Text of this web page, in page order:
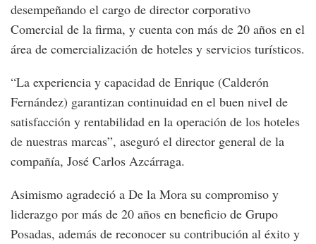
desempeñando el cargo de director corporativo
Comercial de la firma, y cuenta con más de 20 años en el
área de comercialización de hoteles y servicios turísticos.
“La experiencia y capacidad de Enrique (Calderón
Fernández) garantizan continuidad en el buen nivel de
satisfacción y rentabilidad en la operación de los hoteles
de nuestras marcas”, aseguró el director general de la
compañía, José Carlos Azcárraga.
Asimismo agradeció a De la Mora su compromiso y
liderazgo por más de 20 años en beneficio de Grupo
Posadas, además de reconocer su contribución al éxito y